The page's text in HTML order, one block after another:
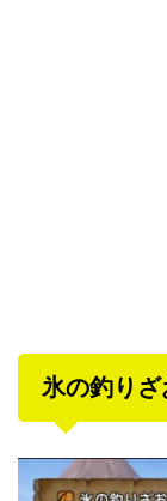
氷の釣り